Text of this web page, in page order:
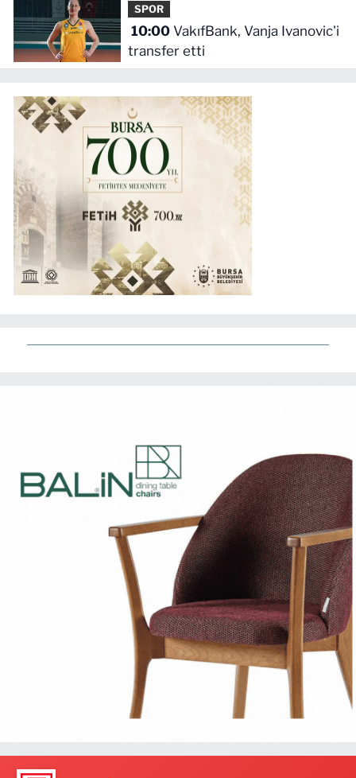
SPOR
10:00VakıfBank, Vanja Ivanovic'i
transfer etti